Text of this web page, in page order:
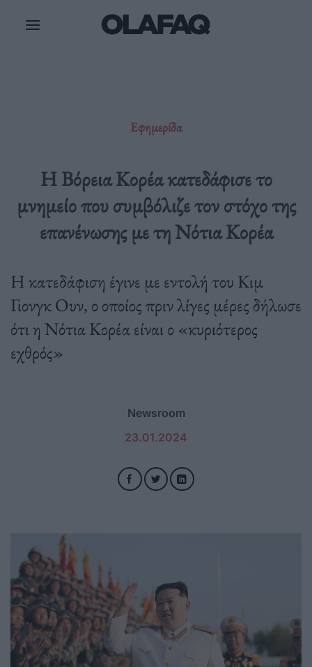
Εφημερίδα
Η Βόρεια Κορέα κατεδάφισε το
μνημείο που συμβόλιζε τον στόχο της
επανένωσης με τη Νότια Κορέα
Η κατεδάφιση έγινε με εντολή του Κιμ
Γιονγκ Ουν, ο οποίος πριν λίγες μέρες δήλωσε
ότι η Νότια Κορέα είναι ο «κυριότερος
εχθρός»
Newsroom
23.01.2024